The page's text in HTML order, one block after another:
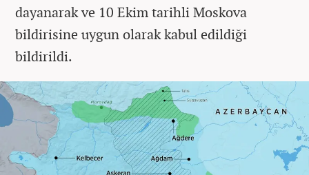
dayanarak ve 10 Ekim tarihli Moskova
bildirisine uygun olarak kabul edildiği
bildirildi.